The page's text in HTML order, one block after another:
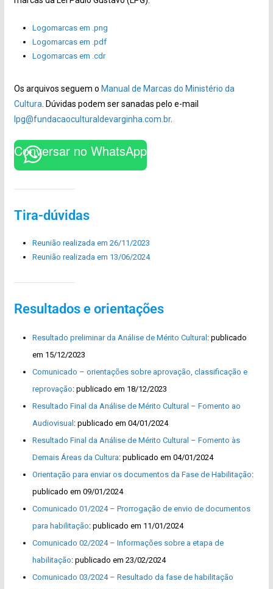
Logomarcas em .png
Logomarcas em .pdf
Logomarcas em .cdr
Os arquivos seguem o Manual de Marcas do Ministério da
Cultura . Dúvidas podem ser sanadas pelo e-mail
lpg@fundacaoculturaldevarginha.com.br.
Conversar no WhatsApp
Tira-dúvidas
Reunião realizada em 26/11/2023
Reunião realizada em 13/06/2024
Resultados e orientações
Resultado preliminar da Análise de Mérito Cultural : publicado
em 15/12/2023
Comunicado – orientações sobre aprovação, classificação e
reprovação: publicado em 18/12/2023
Resultado Final da Análise de Mérito Cultural – Fomento ao
Audiovisual : publicado em 04/01/2024
Resultado Final da Análise de Mérito Cultural – Fomento às
Demais Áreas da Cultura: publicado em 04/01/2024
Orientação para enviar os documentos da Fase de Habilitação:
publicado em 09/01/2024
Comunicado 01/2024 – Prorrogação de envio de documentos
para habilitação: publicado em 11/01/2024
Comunicado 02/2024 – Informações sobre a etapa de
habilitação: publicado em 23/02/2024
Comunicado 03/2024 – Resultado da fase de habilitação